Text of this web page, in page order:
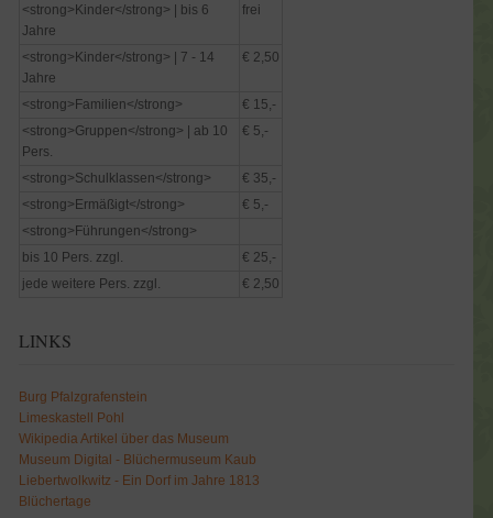
<strong>Kinder</strong> | bis 6
Jahre
frei
<strong>Kinder</strong> | 7 - 14
Jahre
€ 2,50
<strong>Familien</strong>
€ 15,-
<strong>Gruppen</strong> | ab 10
Pers.
€ 5,-
<strong>Schulklassen</strong>
€ 35,-
<strong>Ermäßigt</strong>
€ 5,-
<strong>Führungen</strong>
bis 10 Pers. zzgl.
€ 25,-
jede weitere Pers. zzgl.
€ 2,50
LINKS
Burg Pfalzgrafenstein
Limeskastell Pohl
Wikipedia Artikel über das Museum
Museum Digital - Blüchermuseum Kaub
Liebertwolkwitz - Ein Dorf im Jahre 1813
Blüchertage